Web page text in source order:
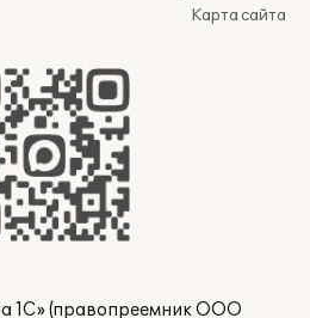
Карта сайта
1С» (правопреемник ООО